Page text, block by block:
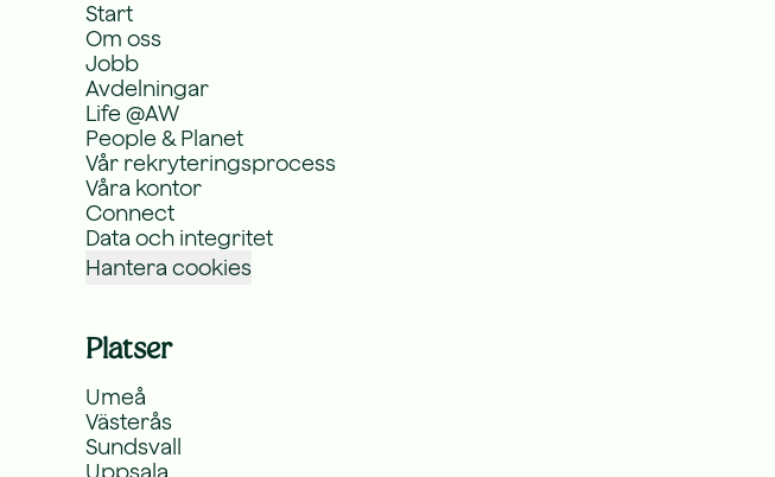
Start
Om oss
Jobb
Avdelningar
Life @AW
People & Planet
Vår rekryteringsprocess
Våra kontor
Connect
Data och integritet
Hantera cookies
Platser
Umeå
Västerås
Sundsvall
Uppsala